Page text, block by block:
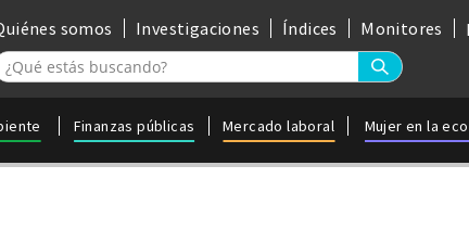
somos Investigaciones Índices Monitores
Finanzas públicas Mercado laboral Mujer en la